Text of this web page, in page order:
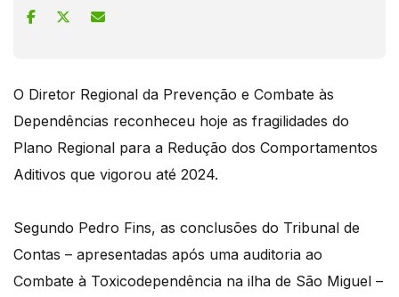
O Diretor Regional da Prevenção e Combate às
Dependências reconheceu hoje as fragilidades do
Plano Regional para a Redução dos Comportamentos
Aditivos que vigorou até 2024.
Segundo Pedro Fins, as conclusões do Tribunal de
Contas – apresentadas após uma auditoria ao
Combate à Toxicodependência na ilha de São Miguel –